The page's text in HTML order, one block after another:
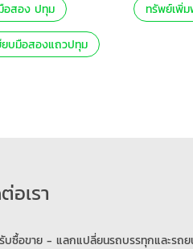
อสอง ปทุม
ยบมือสองแถวปทุม
ทรัพย์เพิ่
อเรา
รับซื้อขาย - แลกแปลี่ยนรถบรรทุกและรถ